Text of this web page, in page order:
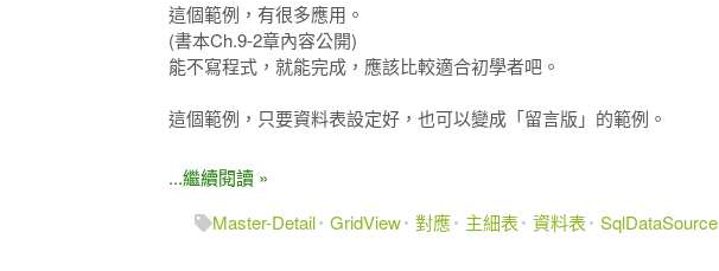
這個範例，有很多應用。
(書本Ch.9-2章內容公開)
能不寫程式，就能完成，應該比較適合初學者吧。
這個範例，只要資料表設定好，也可以變成「留言版」的範例。
...繼續閱讀 »
Master-Detail GridView 對應 主細表 資料表 SqlDataSource